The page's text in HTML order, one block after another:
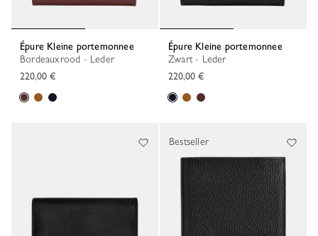
Épure Kleine portemonnee
Bordeauxrood - Leder
220,00 €
Épure Kleine portemonnee
Zwart - Leder
220,00 €
Bestseller